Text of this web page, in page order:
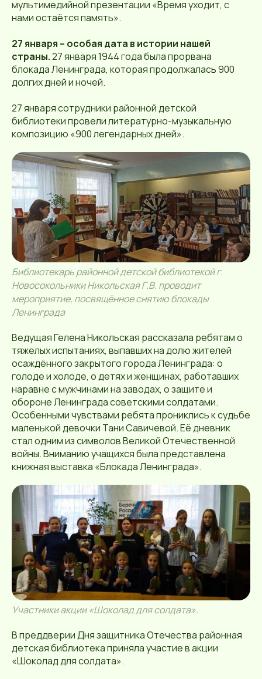
мультимедийной презентации «Время уходит, с
нами остаётся память».
27 января – особая дата в истории нашей
страны.27 января 1944 года была прорвана
блокада Ленинграда, которая продолжалась 900
долгих дней и ночей.
27 января сотрудники районной детской
библиотеки провели литературно-музыкальную
композицию «900 легендарных дней».
Библиотекарь районной детской библиотекой г.
Новосокольники Никольская Г.В. проводит
мероприятие, посвящённое снятию блокады
Ленинграда
Ведущая Гелена Никольская рассказала ребятам о
тяжелых испытаниях, выпавших на долю жителей
осаждённого закрытого города Ленинграда: о
голоде и холоде, о детях и женщинах, работавших
наравне с мужчинами на заводах, о защите и
обороне Ленинграда советскими солдатами.
Особенными чувствами ребята прониклись к судьбе
маленькой девочки Тани Савичевой. Её дневник
стал одним из символов Великой Отечественной
войны. Вниманию учащихся была представлена
книжная выставка «Блокада Ленинграда».
Участники акции «Шоколад для солдата».
В преддверии Дня защитника Отечества районная
детская библиотека приняла участие в акции
«Шоколад для солдата».